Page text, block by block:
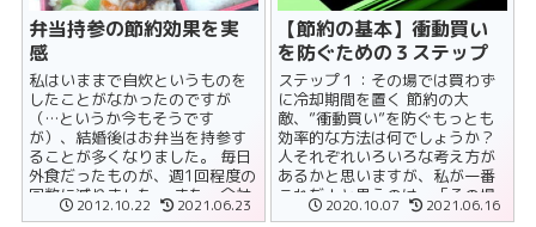
弁当持参の節約効果を実
感
私はいままで自炊というものを
したことがなかったのですが
（…というか今もそうです
が）、結婚後はお弁当を持参す
ることが多くなりました。 毎日
外食だったものが、週1回程度の
回数に減りました。 また、会社
にはコーヒーやお茶、水などが
2012.10.22 2021.06.23
【節約の基本】衝動買い
を防ぐための３ステップ
ステップ１：その場では買わず
に冷却期間を置く 節約の大
敵、”衝動買い”を防ぐもっとも
効率的な方法は何でしょうか？
人それぞれいろいろな考え方が
あるかと思いますが、私が一番
これだ！と思うのは、「その場
では買わない」ということで
2020.10.07 2021.06.16